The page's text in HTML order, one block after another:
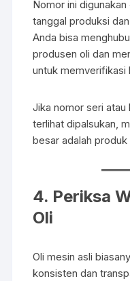
Nomor ini
tanggal produksi
Anda bisa
produsen oli dan
untuk memverifikasi
Jika nomor seri
terlihat dipalsukan,
besar adalah produk
4. Periksa
Oli
Oli mesin asli
konsisten dan